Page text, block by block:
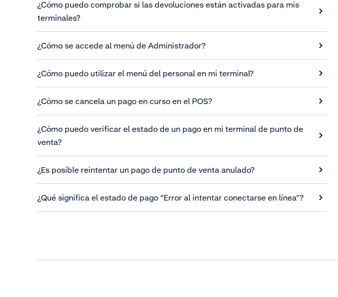
¿Cómo puedo comprobar si las devoluciones están activadas para mis
terminales?
¿Cómo se accede al menú de Administrador?
¿Cómo puedo utilizar el menú del personal en mi terminal?
¿Cómo se cancela un pago en curso en el POS?
¿Cómo puedo verificar el estado de un pago en mi terminal de punto de
venta?
¿Es posible reintentar un pago de punto de venta anulado?
¿Qué significa el estado de pago “Error al intentar conectarse en línea”?